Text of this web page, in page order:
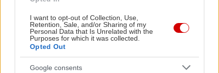
I want to opt-out of Collection, Use,
Retention, Sale, and/or Sharing of my
Personal Data that Is Unrelated with the
Purposes for which it was collected.
Opted Out
Google consents
προβληματισμούς για το τι ορίζουμε ως design.
Αυτή την περίοδο, μαζί με άλλους 17 σχεδιαστές
συμμετέχει με έργα του στην έκθεση «2
Greek Design» της gallery M Art